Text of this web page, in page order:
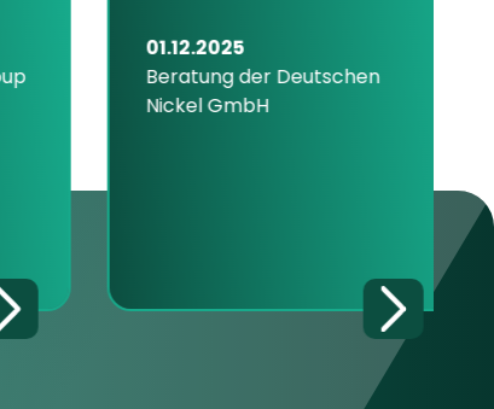
01.12.2025
Beratung der Deutschen
Nickel GmbH